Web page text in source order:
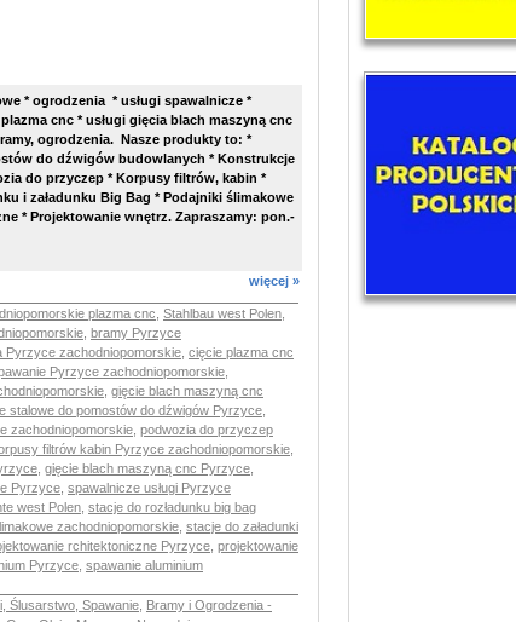
* ogrodzenia * usługi spawalnicze *
cnc * usługi gięcia blach maszyną cnc
ogrodzenia. Nasze produkty to: *
do dźwigów budowlanych * Konstrukcje
do przyczep * Korpusy filtrów, kabin *
i załadunku Big Bag * Podajniki ślimakowe
* Projektowanie wnętrz. Zapraszamy: pon.-
więcej »
plazma cnc Stahlbau west Polen
bramy Pyrzyce
Pyrzyce zachodniopomorskie cięcie plazma cnc
Pyrzyce zachodniopomorskie
gięcie blach maszyną cnc
stalowe do pomostów do dźwigów Pyrzyce
zachodniopomorskie podwozia do przyczep
filtrów kabin Pyrzyce zachodniopomorskie
gięcie blach maszyną cnc Pyrzyce
Pyrzyce spawalnicze usługi Pyrzyce
west Polen stacje do rozładunku big bag
zachodniopomorskie stacje do załadunki
rchitektoniczne Pyrzyce projektowanie
Pyrzyce spawanie aluminium
Ślusarstwo, Spawanie Bramy i Ogrodzenia -